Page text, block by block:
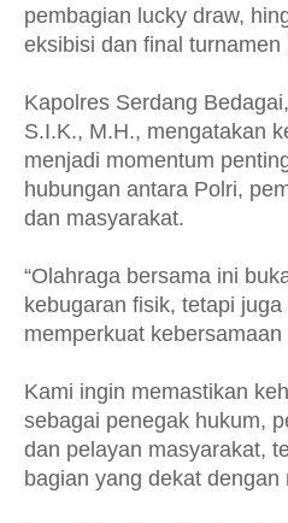
pembagian lucky draw,
eksibisi dan final turnamen
Kapolres Serdang
S.I.K., M.H., mengatakan
menjadi momentum
hubungan antara Polri,
dan masyarakat.
“Olahraga bersama ini
kebugaran fisik, tetapi
memperkuat
Kami ingin memastikan
sebagai penegak hukum,
dan pelayan masyarakat,
bagian yang dekat dengan